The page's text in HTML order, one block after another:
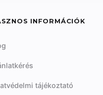
INFORMÁCIÓK
tájékoztató